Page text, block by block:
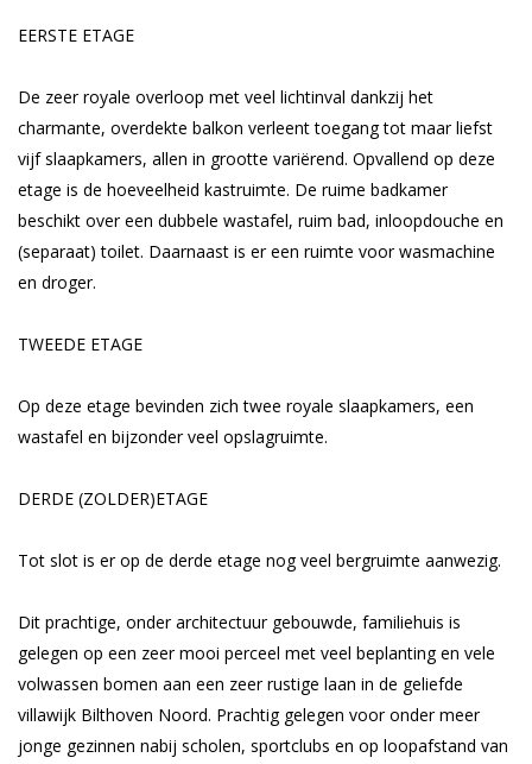
EERSTE ETAGE
De zeer royale overloop met veel lichtinval dankzij het
charmante, overdekte balkon verleent toegang tot maar liefst
vijf slaapkamers, allen in grootte variërend. Opvallend op deze
etage is de hoeveelheid kastruimte. De ruime badkamer
beschikt over een dubbele wastafel, ruim bad, inloopdouche en
(separaat) toilet. Daarnaast is er een ruimte voor wasmachine
en droger.
TWEEDE ETAGE
Op deze etage bevinden zich twee royale slaapkamers, een
wastafel en bijzonder veel opslagruimte.
DERDE (ZOLDER)ETAGE
Tot slot is er op de derde etage nog veel bergruimte aanwezig.
Dit prachtige, onder architectuur gebouwde, familiehuis is
gelegen op een zeer mooi perceel met veel beplanting en vele
volwassen bomen aan een zeer rustige laan in de geliefde
villawijk Bilthoven Noord. Prachtig gelegen voor onder meer
jonge gezinnen nabij scholen, sportclubs en op loopafstand van